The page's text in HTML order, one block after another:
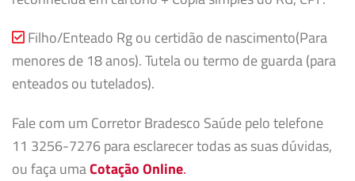
Filho/Enteado Rg ou certidão de nascimento(Para
menores de 18 anos). Tutela ou termo de guarda (para
enteados ou tutelados).
Fale com um Corretor Bradesco Saúde pelo telefone
11 3256-7276 para esclarecer todas as suas dúvidas,
ou faça umaCotação Online.